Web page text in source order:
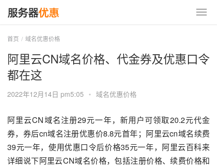
首页 域名优惠价格
阿里云CN域名价格、代金券及优惠口令
都在这
2022年12月14日 pm5:05 • 域名优惠价格
阿里云CN域名注册29元一年，新用户可领取20.2元代金
券，券后cn域名注册优惠价8.8元首年；阿里云cn域名续费
39元一年，使用优惠口令后价格35元一年，阿里云百科来
详细说下阿里云CN域名价格，包括注册价格、续费价格和